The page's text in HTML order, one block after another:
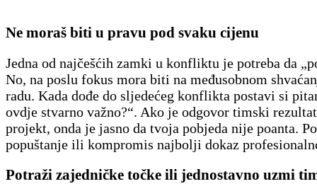
Ne moraš biti u pravu pod svaku cijenu
Jedna od najčešćih zamki u konfliktu je potreba da
No, na poslu fokus mora biti na međusobnom
radu. Kada dođe do sljedećeg konflikta postavi si
ovdje stvarno važno?“. Ako je odgovor timski
projekt, onda je jasno da tvoja pobjeda nije poanta.
popuštanje ili kompromis najbolji dokaz
Potraži zajedničke točke ili jednostavno uzmi